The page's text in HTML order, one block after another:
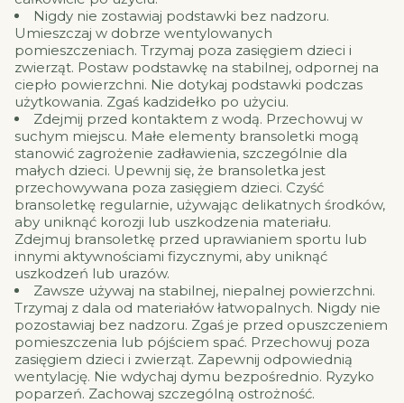
Nigdy nie zostawiaj podstawki bez nadzoru.
Umieszczaj w dobrze wentylowanych
pomieszczeniach. Trzymaj poza zasięgiem dzieci i
zwierząt. Postaw podstawkę na stabilnej, odpornej na
ciepło powierzchni. Nie dotykaj podstawki podczas
użytkowania. Zgaś kadzidełko po użyciu.
Zdejmij przed kontaktem z wodą. Przechowuj w
suchym miejscu. Małe elementy bransoletki mogą
stanowić zagrożenie zadławienia, szczególnie dla
małych dzieci. Upewnij się, że bransoletka jest
przechowywana poza zasięgiem dzieci. Czyść
bransoletkę regularnie, używając delikatnych środków,
aby uniknąć korozji lub uszkodzenia materiału.
Zdejmuj bransoletkę przed uprawianiem sportu lub
innymi aktywnościami fizycznymi, aby uniknąć
uszkodzeń lub urazów.
Zawsze używaj na stabilnej, niepalnej powierzchni.
Trzymaj z dala od materiałów łatwopalnych. Nigdy nie
pozostawiaj bez nadzoru. Zgaś je przed opuszczeniem
pomieszczenia lub pójściem spać. Przechowuj poza
zasięgiem dzieci i zwierząt. Zapewnij odpowiednią
wentylację. Nie wdychaj dymu bezpośrednio. Ryzyko
poparzeń. Zachowaj szczególną ostrożność.